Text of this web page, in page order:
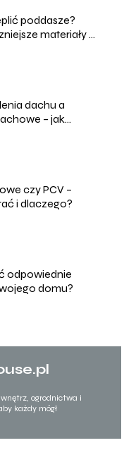
poddasze?
materiały i
dachu a
– jak
czy PCV –
i dlaczego?
odpowiednie
domu?
ogrodnictwa i
każdy mógł